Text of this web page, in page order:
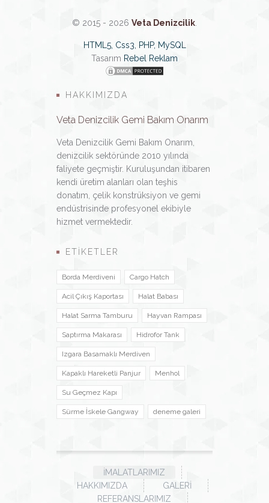
© 2015 - 2026 Veta Denizcilik
HTML5, Css3, PHP, MySQL
Tasarım Rebel Reklam
HAKKIMIZDA
Veta Denizcilik Gemi Bakım Onarım
Veta Denizcilik Gemi Bakım Onarım,
denizcilik sektöründe 2010 yılında
faliyete geçmiştir. Kuruluşundan itibaren
kendi üretim alanları olan teşhis
donatım, çelik konstrüksiyon ve gemi
endüstrisinde profesyonel ekibiyle
hizmet vermektedir.
ETIKETLER
Borda Merdiveni Cargo Hatch
Acil Çıkış Kaportası Halat Babası
Halat Sarma Tamburu Hayvan Rampası
Saptırma Makarası Hidrofor Tank
Izgara Basamaklı Merdiven
Kapaklı Hareketli Panjur Menhol
Su Geçmez Kapı
Sürme İskele Gangway deneme galeri
İMALATLARIMIZ
HAKKIMIZDA
GALERI
REFERANSLARIMIZ